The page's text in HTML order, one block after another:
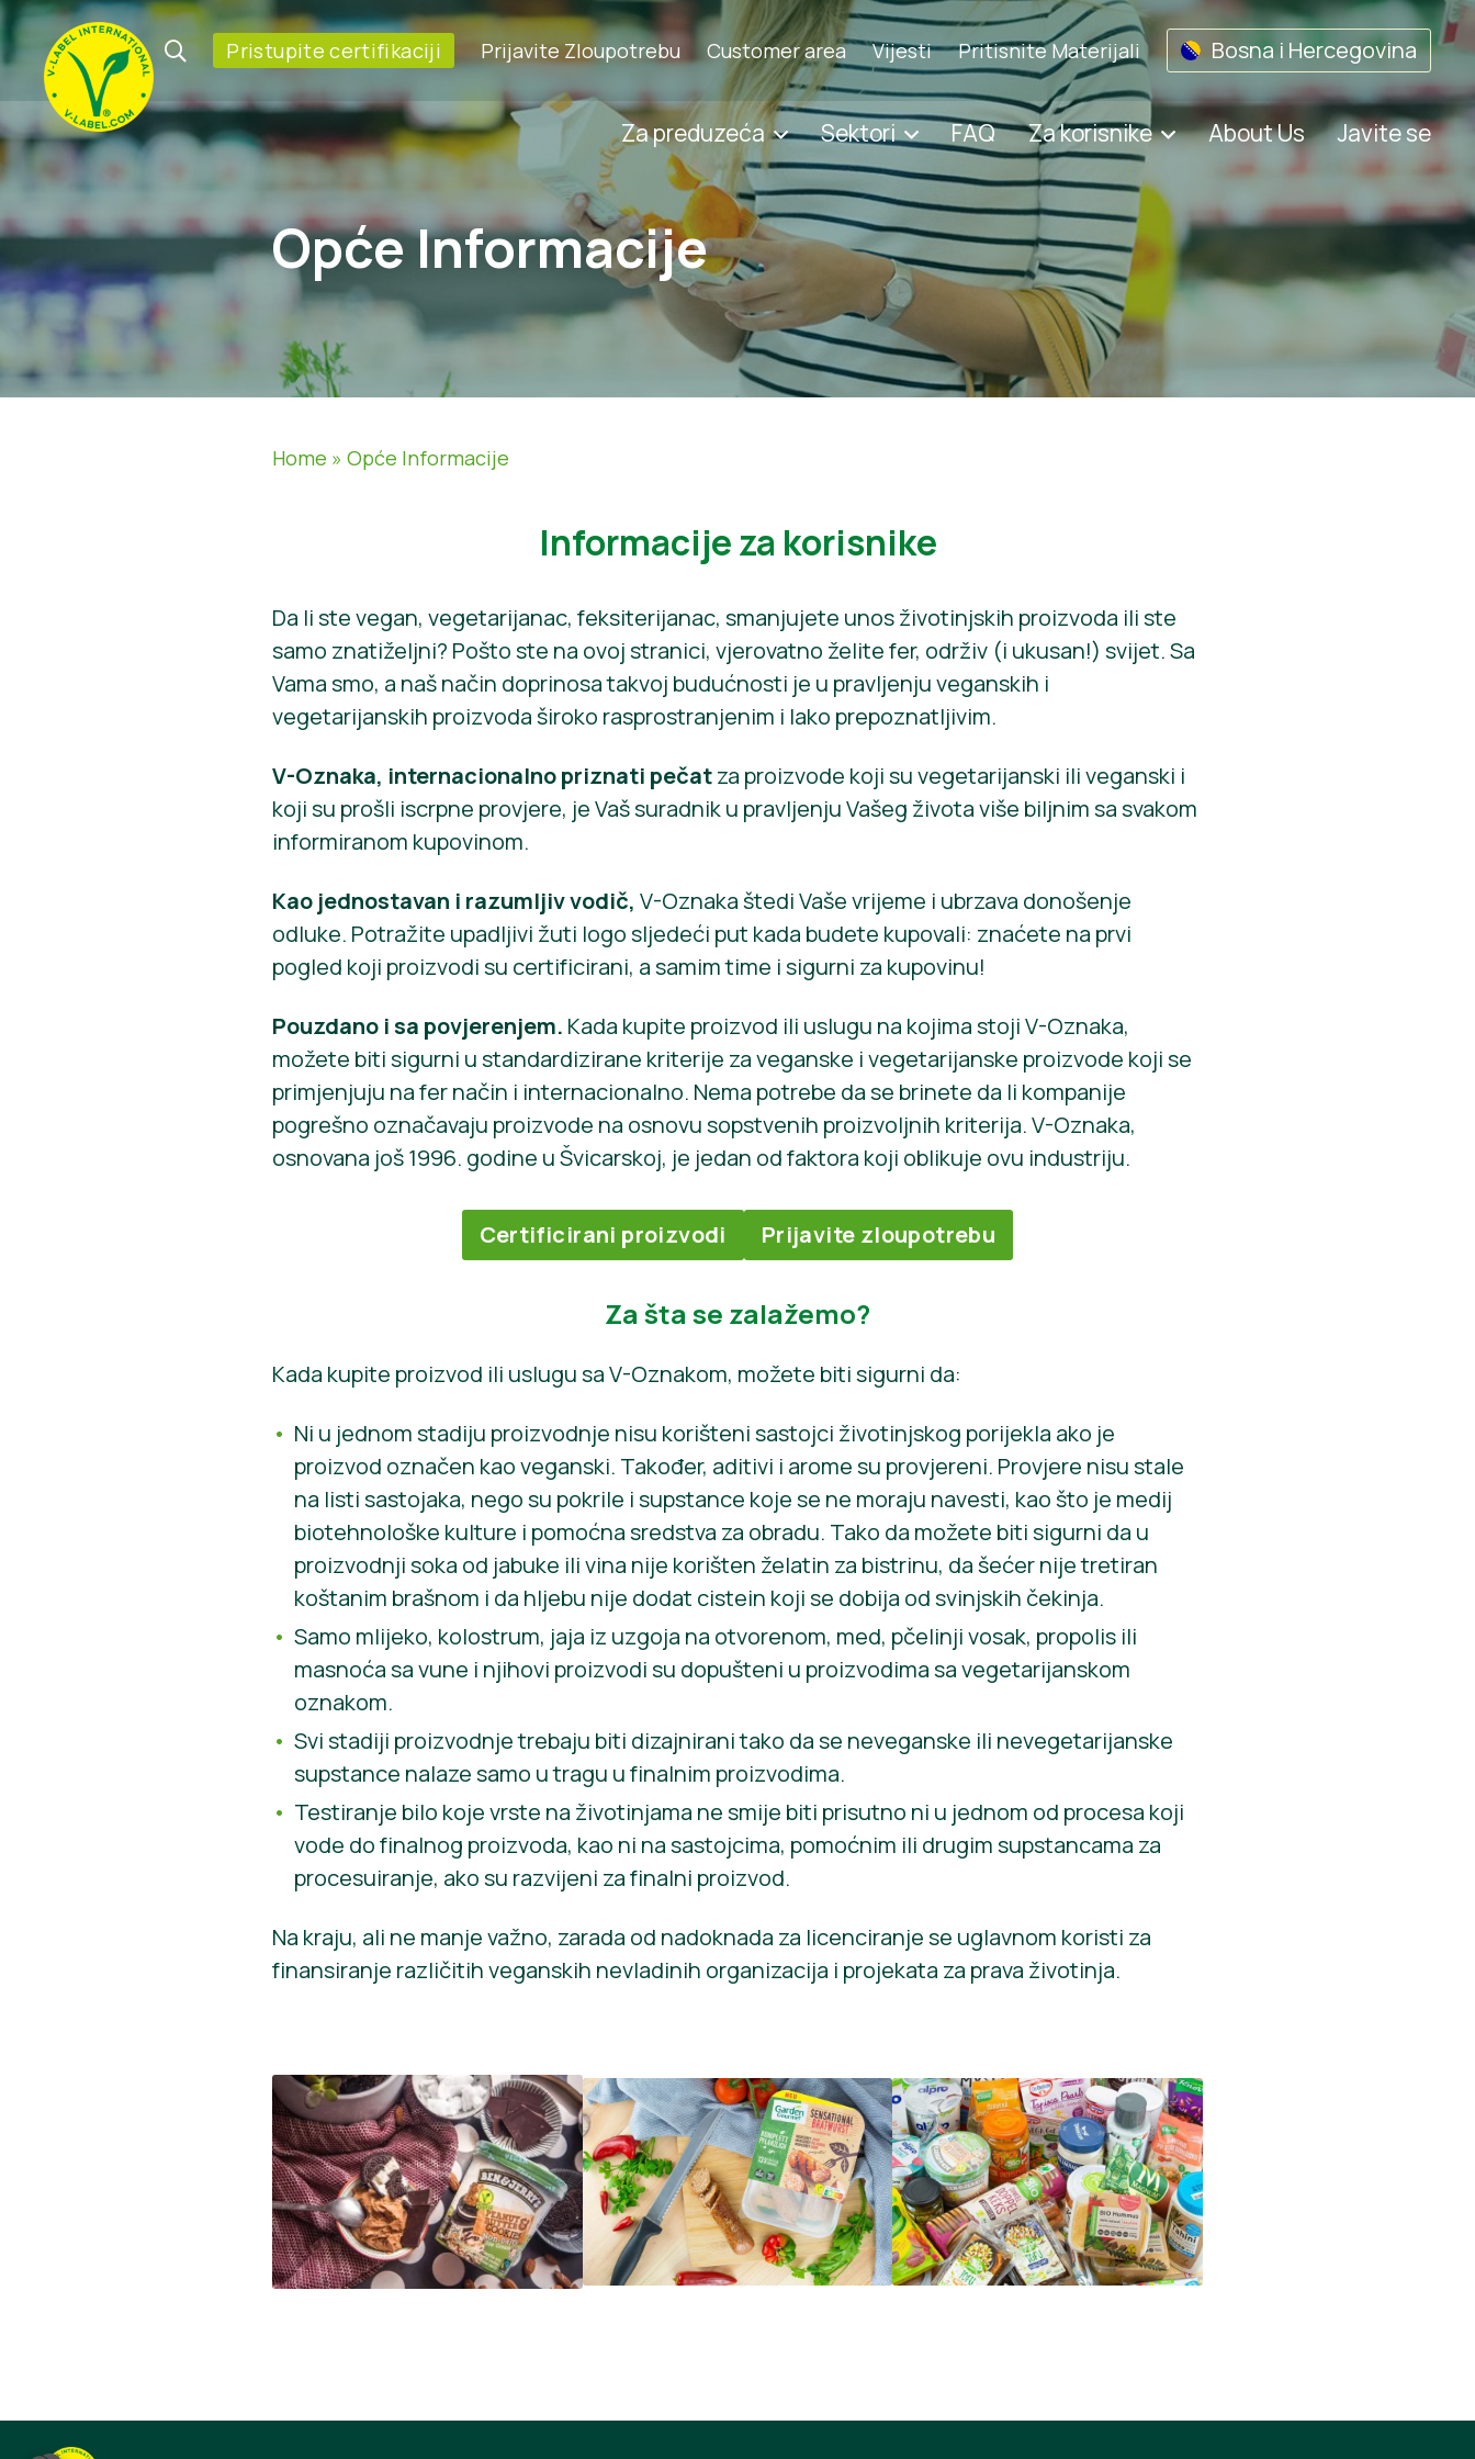
Pristupite certifikaciji Prijavite Zloupotrebu Customer area Vijesti Pritisnite Materijali Bosna i Hercegovina
Za preduzeća Sektori FAQ Za korisnike About Us Javite se
Opće Informacije
Home »Opće Informacije
Informacije za korisnike
Da li ste vegan, vegetarijanac, feksiterijanac, smanjujete unos životinjskih proizvoda ili ste
samo znatiželjni? Pošto ste na ovoj stranici, vjerovatno želite fer, održiv (i ukusan!) svijet. Sa
Vama smo, a naš način doprinosa takvoj budućnosti je u pravljenju veganskih i
vegetarijanskih proizvoda široko rasprostranjenim i lako prepoznatljivim.
V-Oznaka, internacionalno priznati pečatza proizvode koji su vegetarijanski ili veganski i
koji su prošli iscrpne provjere, je Vaš suradnik u pravljenju Vašeg života više biljnim sa svakom
informiranom kupovinom.
Kao jednostavan i razumljiv vodič,V-Oznaka štedi Vaše vrijeme i ubrzava donošenje
odluke. Potražite upadljivi žuti logo sljedeći put kada budete kupovali: znaćete na prvi
pogled koji proizvodi su certificirani, a samim time i sigurni za kupovinu!
Pouzdano i sa povjerenjem. Kada kupite proizvod ili uslugu na kojima stoji V-Oznaka,
možete biti sigurni u standardizirane kriterije za veganske i vegetarijanske proizvode koji se
primjenjuju na fer način i internacionalno. Nema potrebe da se brinete da li kompanije
pogrešno označavaju proizvode na osnovu sopstvenih proizvoljnih kriterija. V-Oznaka,
osnovana još 1996. godine u Švicarskoj, je jedan od faktora koji oblikuje ovu industriju.
Certificirani proizvodi Prijavite zloupotrebu
Za šta se zalažemo?
Kada kupite proizvod ili uslugu sa V-Oznakom, možete biti sigurni da:
Ni u jednom stadiju proizvodnje nisu korišteni sastojci životinjskog porijekla ako je
proizvod označen kao veganski. Također, aditivi i arome su provjereni. Provjere nisu stale
na listi sastojaka, nego su pokrile i supstance koje se ne moraju navesti, kao što je medij
biotehnološke kulture i pomoćna sredstva za obradu. Tako da možete biti sigurni da u
proizvodnji soka od jabuke ili vina nije korišten želatin za bistrinu, da šećer nije tretiran
koštanim brašnom i da hljebu nije dodat cistein koji se dobija od svinjskih čekinja.
Samo mlijeko, kolostrum, jaja iz uzgoja na otvorenom, med, pčelinji vosak, propolis ili
masnoća sa vune i njihovi proizvodi su dopušteni u proizvodima sa vegetarijanskom
oznakom.
Svi stadiji proizvodnje trebaju biti dizajnirani tako da se neveganske ili nevegetarijanske
supstance nalaze samo u tragu u finalnim proizvodima.
Testiranje bilo koje vrste na životinjama ne smije biti prisutno ni u jednom od procesa koji
vode do finalnog proizvoda, kao ni na sastojcima, pomoćnim ili drugim supstancama za
procesuiranje, ako su razvijeni za finalni proizvod.
Na kraju, ali ne manje važno, zarada od nadoknada za licenciranje se uglavnom koristi za
finansiranje različitih veganskih nevladinih organizacija i projekata za prava životinja.